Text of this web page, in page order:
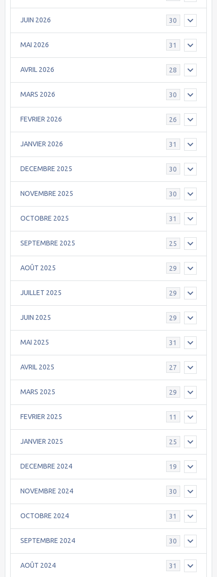
JUIN 2026 30
MAI 2026 31
AVRIL 2026 28
MARS 2026 30
FEVRIER 2026 26
JANVIER 2026 31
DECEMBRE 2025 30
NOVEMBRE 2025 30
OCTOBRE 2025 31
SEPTEMBRE 2025 25
AOÛT 2025 29
JUILLET 2025 29
JUIN 2025 29
MAI 2025 31
AVRIL 2025 27
MARS 2025 29
FEVRIER 2025 11
JANVIER 2025 25
DECEMBRE 2024 19
NOVEMBRE 2024 30
OCTOBRE 2024 31
SEPTEMBRE 2024 30
AOÛT 2024 31